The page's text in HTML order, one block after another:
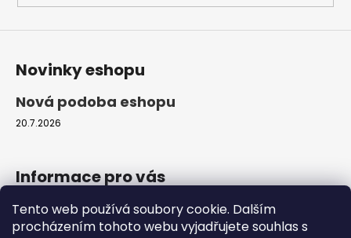
Tento web používá soubory cookie. Dalším
procházením tohoto webu vyjadřujete souhlas s
ý
p
Novinky eshopu
Nová podoba eshopu
20.7.2026
Informace pro vás
Obchodní podmínky
Podmínky ochrany osobních údajů